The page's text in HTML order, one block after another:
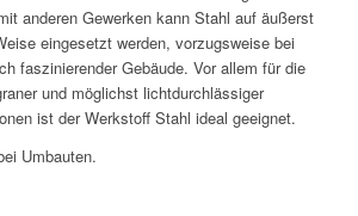
anderen Gewerken kann Stahl auf äußerst
eingesetzt werden, vorzugsweise bei
faszinierender Gebäude. Vor allem für die
und möglichst lichtdurchlässiger
ist der Werkstoff Stahl ideal geeignet.
Umbauten.